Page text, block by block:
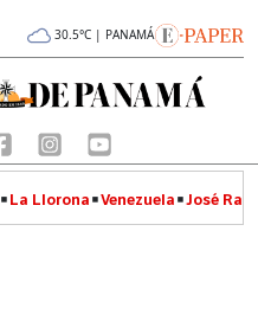
30.5°C | PANAMÁ
La Llorona Venezuela José